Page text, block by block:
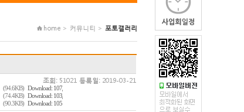
home > 커뮤니티 > 포토갤러리
조회:51021 등록일:2019-03-21
(94.6KB) Download: 107,
(74.4KB) Download: 103,
(90.3KB) Download: 105